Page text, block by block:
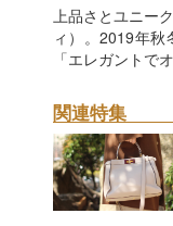
上品さとユニー
ィ）。2019年
「エレガントで
関連特集